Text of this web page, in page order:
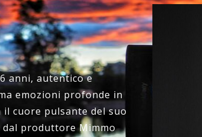
anni, autentico e
emozioni profonde in
il cuore pulsante del suo
dal produttore Mimmo